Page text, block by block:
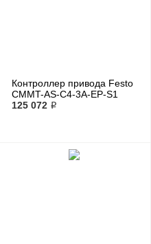
Контроллер привода Festo
CMMT-AS-C4-3A-EP-S1
125 072 ₽